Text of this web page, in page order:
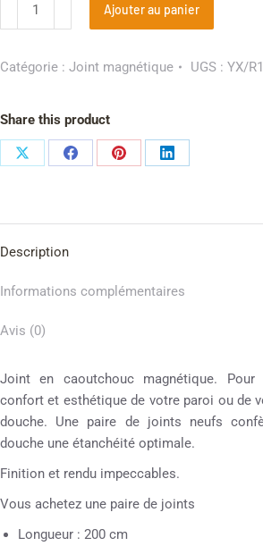
Ajouter au panier
Catégorie : Joint magnétique UGS : YX/
Share this product
Description
Informations complémentaires
Avis (0)
Joint en caoutchouc magnétique.
confort et esthétique de votre paroi ou de
douche. Une paire de joints neufs
douche une étanchéité optimale.
Finition et rendu impeccables.
Vous achetez une paire de joints
Longueur : 200 cm